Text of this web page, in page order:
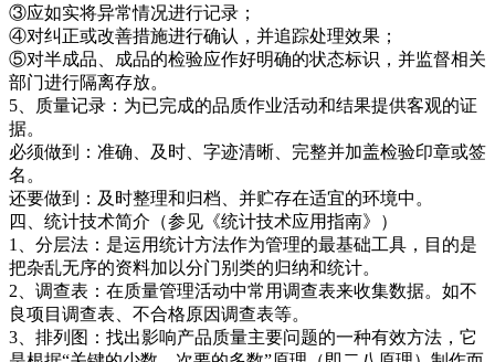
③应如实将异常情况进行记录；
④对纠正或改善措施进行确认，并追踪处理效果；
⑤对半成品、成品的检验应作好明确的状态标识，并监督相关
部门进行隔离存放。
5、质量记录：为已完成的品质作业活动和结果提供客观的证
据。
必须做到：准确、及时、字迹清晰、完整并加盖检验印章或签
名。
还要做到：及时整理和归档、并贮存在适宜的环境中。
四、统计技术简介（参见《统计技术应用指南》）
1、分层法：是运用统计方法作为管理的最基础工具，目的是
把杂乱无序的资料加以分门别类的归纳和统计。
2、调查表：在质量管理活动中常用调查表来收集数据。如不
良项目调查表、不合格原因调查表等。
3、排列图：找出影响产品质量主要问题的一种有效方法，它